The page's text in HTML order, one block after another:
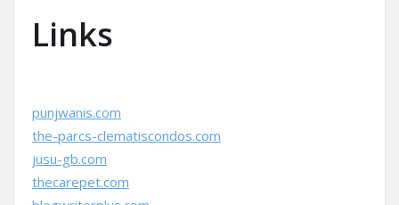
Links
punjwanis.com
the-parcs-clematiscondos.com
jusu-gb.com
thecarepet.com